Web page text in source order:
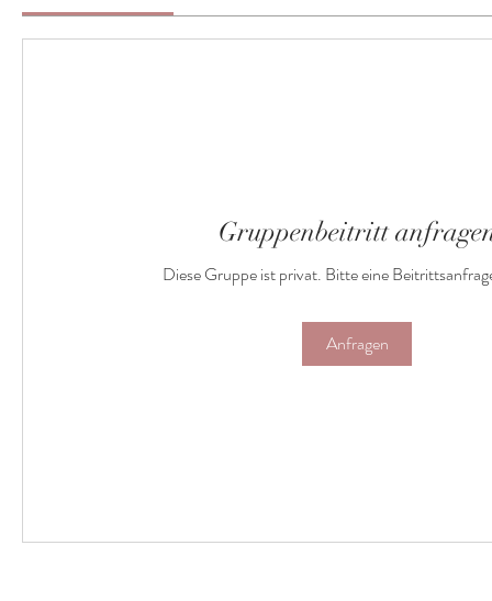
Gruppenbeitritt
Diese Gruppe ist privat. Bitte eine
Anfragen